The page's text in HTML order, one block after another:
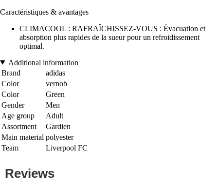
Caractéristiques & avantages
CLIMACOOL : RAFRAÎCHISSEZ-VOUS : Évacuation et
absorption plus rapides de la sueur pour un refroidissement
optimal.
Additional information
Brand
adidas
Color
vernob
Color
Green
Gender
Men
Age group
Adult
Assortment
Gardien
Main material polyester
Team
Liverpool FC